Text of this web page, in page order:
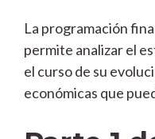
La programación
permite analizar el
el curso de su
económicas que